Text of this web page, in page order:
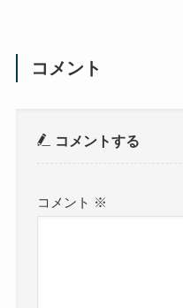
コメント
コメントする
コメント ※